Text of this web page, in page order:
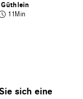
11Min
sich eine